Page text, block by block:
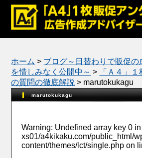
メディア掲載
公式ブログ
ホーム > ブログ～日替わりで販促の
を惜しみなく公開中～ >
「Ａ４」
の質問の徹底解説 > marutokukagu
marutokukagu
Warning: Undefined array key 0
xs01/a4kikaku.com/public_html/
content/themes/lct/single.php on